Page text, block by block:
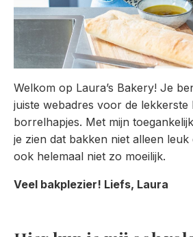
Welkom op Laura’s Bakery! Je
juiste webadres voor de lekkerste
borrelhapjes. Met mijn
je zien dat bakken niet alleen
ook helemaal niet zo moeilijk.
Veel bakplezier! Liefs, Laura